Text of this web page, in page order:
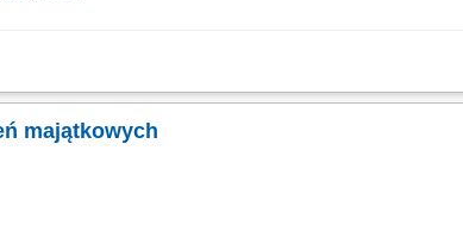
klientów oraz projektowanie dla nich dedykowanych rozwiązań
majątkowych